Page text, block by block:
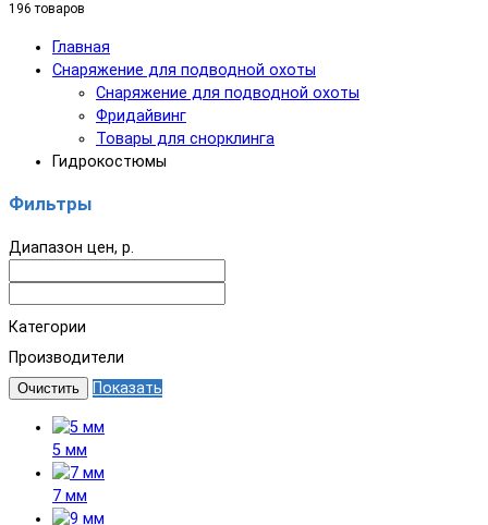
196 товаров
Главная
Снаряжение для подводной охоты
Снаряжение для подводной охоты
Фридайвинг
Товары для снорклинга
Гидрокостюмы
Фильтры
Диапазон цен, р.
Категории
Производители
Очистить Показать
5 мм
7 мм